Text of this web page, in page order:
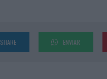
SHARE ENVIAR